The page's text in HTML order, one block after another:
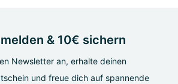
& 10€ sichern
Newsletter an, erhalte deinen
und freue dich auf spannende